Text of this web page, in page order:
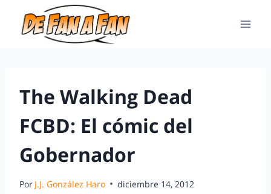
The Walking Dead
FCBD: El cómic del
Gobernador
Por J.J. González Haro diciembre 14, 2012